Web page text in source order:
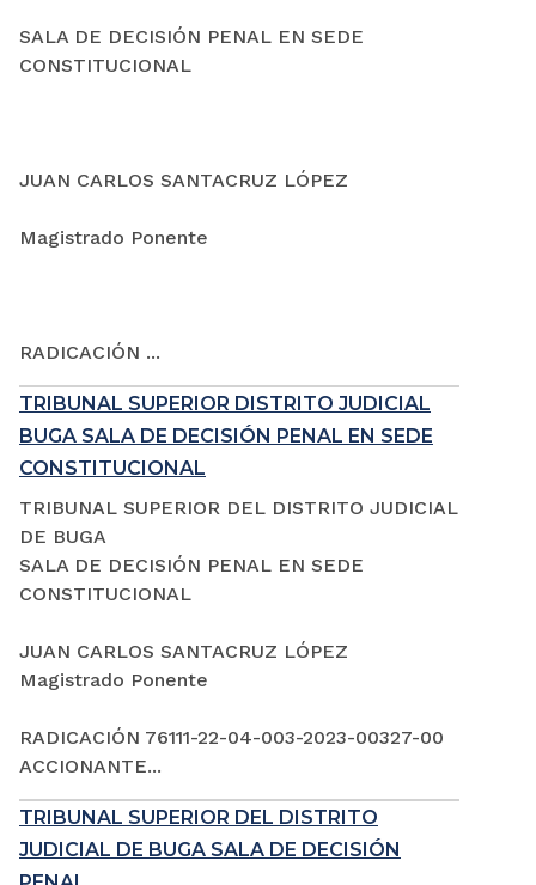
SALA DE DECISIÓN PENAL EN SEDE
CONSTITUCIONAL
JUAN CARLOS SANTACRUZ LÓPEZ
Magistrado Ponente
RADICACIÓN ...
TRIBUNAL SUPERIOR DISTRITO JUDICIAL
BUGA SALA DE DECISIÓN PENAL EN SEDE
CONSTITUCIONAL
TRIBUNAL SUPERIOR DEL DISTRITO JUDICIAL
DE BUGA
SALA DE DECISIÓN PENAL EN SEDE
CONSTITUCIONAL
JUAN CARLOS SANTACRUZ LÓPEZ
Magistrado Ponente
RADICACIÓN 76111-22-04-003-2023-00327-00
ACCIONANTE...
TRIBUNAL SUPERIOR DEL DISTRITO
JUDICIAL DE BUGA SALA DE DECISIÓN